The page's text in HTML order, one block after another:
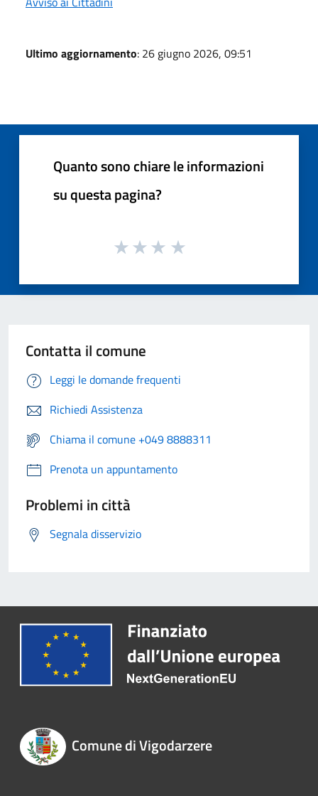
Ultimo aggiornamento: 26 giugno 2026, 09:51
Quanto sono chiare le informazioni
su questa pagina?
Contatta il comune
Leggi le domande frequenti
Richiedi Assistenza
Chiama il comune +049 8888311
Prenota un appuntamento
Problemi in città
Segnala disservizio
Comune di Vigodarzere